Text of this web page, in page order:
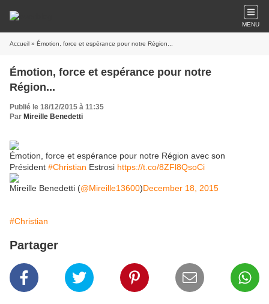
MENU
Accueil » Émotion, force et espérance pour notre Région...
Émotion, force et espérance pour notre
Région...
Publié le 18/12/2015 à 11:35
Par Mireille Benedetti
Émotion, force et espérance pour notre Région avec son
Président #Christian Estrosi https://t.co/8ZFl8QsoCi
Mireille Benedetti (@Mireille13600)December 18, 2015
#Christian
Partager